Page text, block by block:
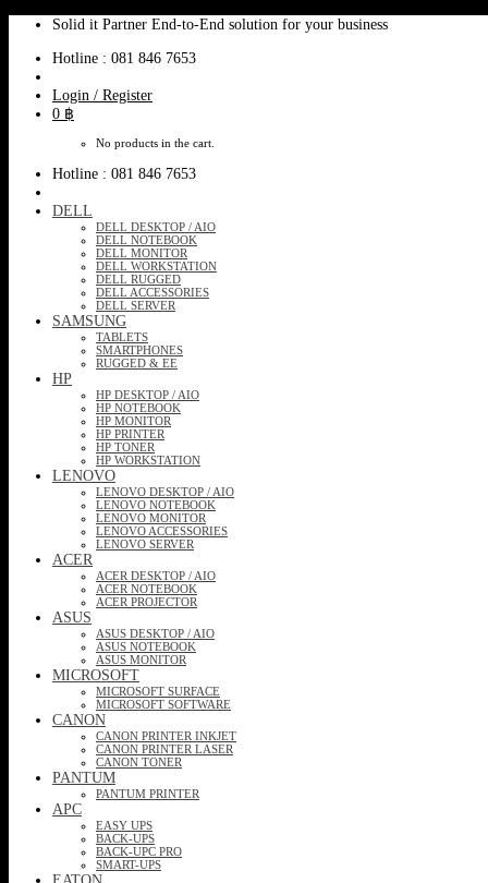
content
Solid it Partner End-to-End solution for your business
Hotline : 081 846 7653
Login / Register
0 ฿
No products in the cart.
Hotline : 081 846 7653
DELL
DELL DESKTOP / AIO
DELL NOTEBOOK
DELL MONITOR
DELL WORKSTATION
DELL RUGGED
DELL ACCESSORIES
DELL SERVER
SAMSUNG
TABLETS
SMARTPHONES
RUGGED & EE
HP
HP DESKTOP / AIO
HP NOTEBOOK
HP MONITOR
HP PRINTER
HP TONER
HP WORKSTATION
LENOVO
LENOVO DESKTOP / AIO
LENOVO NOTEBOOK
LENOVO MONITOR
LENOVO ACCESSORIES
LENOVO SERVER
ACER
ACER DESKTOP / AIO
ACER NOTEBOOK
ACER PROJECTOR
ASUS
ASUS DESKTOP / AIO
ASUS NOTEBOOK
ASUS MONITOR
MICROSOFT
MICROSOFT SURFACE
MICROSOFT SOFTWARE
CANON
CANON PRINTER INKJET
CANON PRINTER LASER
CANON TONER
PANTUM
PANTUM PRINTER
APC
EASY UPS
BACK-UPS
BACK-UPC PRO
SMART-UPS